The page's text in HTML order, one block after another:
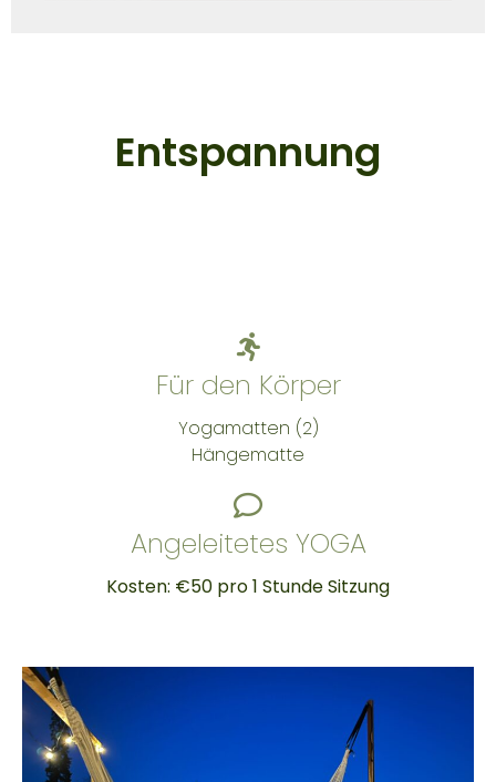
Entspannung
Für den Körper
Yogamatten (2)
Hängematte
Angeleitetes YOGA
Kosten: €50 pro 1 Stunde Sitzung